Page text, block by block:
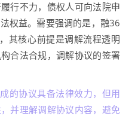
行不力，债权人可向法院申
权益。需要强调的是，融36
其核心前提是调解流程透明
合法合规，调解协议的签署
的协议具备法律效力，但用
并理解调解协议内容，避免